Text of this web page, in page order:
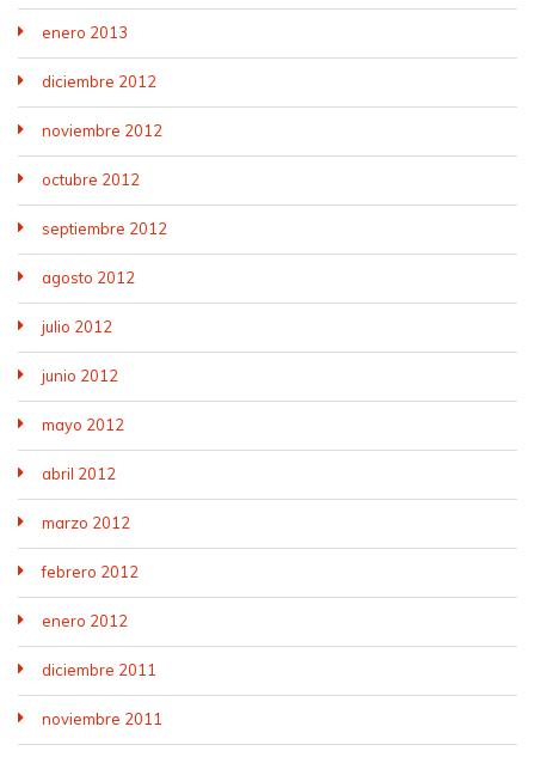
enero 2013
diciembre 2012
noviembre 2012
octubre 2012
septiembre 2012
agosto 2012
julio 2012
junio 2012
mayo 2012
abril 2012
marzo 2012
febrero 2012
enero 2012
diciembre 2011
noviembre 2011